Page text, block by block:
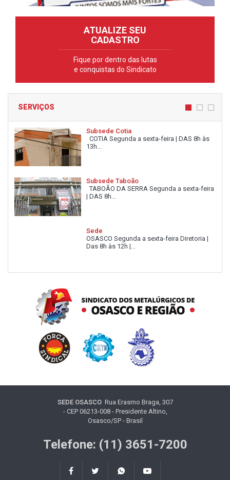
ATUALIZE SEU
CADASTRO
Fique por dentro das lutas
e conquistas do Sindicato
SERVIÇOS
Subsede Cotia
COTIA Segunda a sexta-feira | DAS 8h às
13h...
Subsede Taboão
TABOÃO DA SERRA Segunda a sexta-feira
| DAS 8h...
Sede
OSASCO Segunda a sexta-feira Diretoria |
Das 8h às 12h |...
SEDE OSASCORua Erasmo Braga, 307
- CEP 06213-008 - Presidente Altino,
Osasco/SP - Brasil
Telefone: (11) 3651-7200